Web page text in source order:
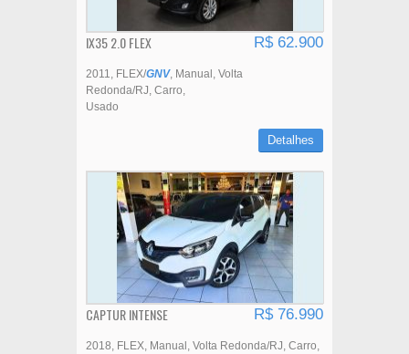
IX35 2.0 FLEX R$ 62.900
2011 FLEX/GNV Manual Volta
Redonda/RJ Carro
Usado
Detalhes
CAPTUR INTENSE R$ 76.990
2018 FLEX Manual Volta Redonda/RJ Carro